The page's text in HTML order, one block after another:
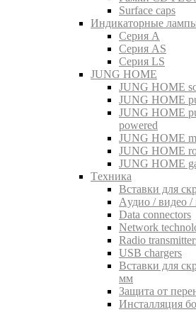
Surface caps
Индикаторные
Серия A
Серия AS
Серия LS
JUNG HOME
JUNG HOME
JUNG HOME
JUNG HOME
powered
JUNG HOME
JUNG HOME
JUNG HOME
Tехника
Вставки для
Aудио / видео /
Data connectors
Network
Radio
USB chargers
Вставки для
мм
Защита от
Инсталляция